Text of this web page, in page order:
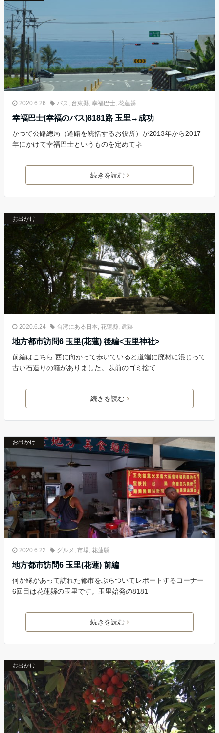
2020.6.26 バス, 台東縣, 幸福巴士, 花蓮縣
幸福巴士(幸福のバス)8181路 玉里→成功
かつて公路總局（道路を統括するお役所）が2013年から2017
年にかけて幸福巴士というものを定めてネ
続きを読む
お出かけ
2020.6.24 台湾にある日本, 花蓮縣, 遺跡
地方都市訪問6 玉里(花蓮) 後編<玉里神社>
前編はこちら 西に向かって歩いていると道端に廃材に混じって
古い石造りの箱がありました。以前のゴミ捨て
続きを読む
お出かけ
2020.6.22 グルメ , 市場, 花蓮縣
地方都市訪問6 玉里(花蓮) 前編
何か縁があって訪れた都市をぶらついてレポートするコーナー
6回目は花蓮縣の玉里です。玉里始発の8181
続きを読む
お出かけ